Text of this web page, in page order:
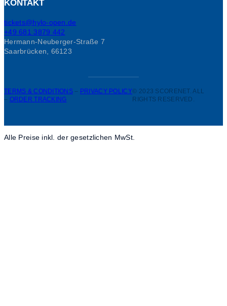
KONTAKT
tickets@hylo-open.de
+49 681 3879 442
Hermann-Neuberger-Straße 7
Saarbrücken
66123
TERMS & CONDITIONS – PRIVACY POLICY
– ORDER TRACKING
© 2023 SCORENET. ALL
RIGHTS RESERVED.
Alle Preise inkl. der gesetzlichen MwSt.